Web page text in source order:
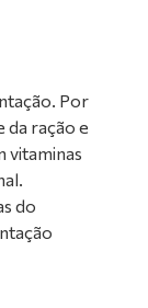
Por
da ração e
vitaminas
do